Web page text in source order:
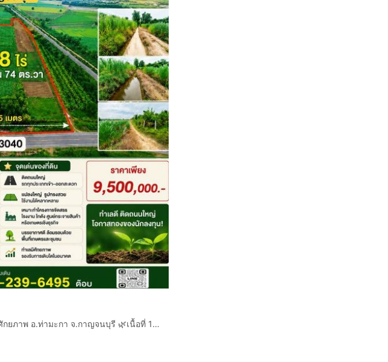
🌿 ขายที่ดินแปลงสวย ทำเลศักยภาพ อ.ท่ามะกา จ.กาญจนบุรี 🌿เนื้อที่ 18 ไร่ 2 งาน 74 ตารางวา